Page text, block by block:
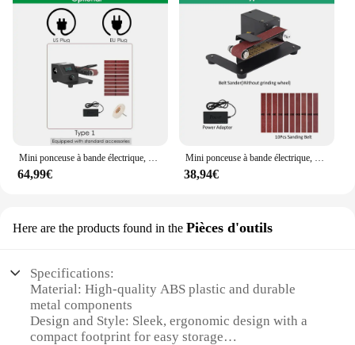
Mini ponceuse à bande électrique, ponceuse, polissage, rectifieuse, petite machine à bande de sable, régulation en continu
64,99€
Mini ponceuse à bande électrique, ponceuse d'établi, commande réglable à 7 vitesses, petite meuleuse, affû70., polisseuse, 250W
38,94€
Here are the products found in the Pièces d'outils
Specifications:
Material: High-quality ABS plastic and durable
metal components
Design and Style: Sleek, ergonomic design with a
compact footprint for easy storage